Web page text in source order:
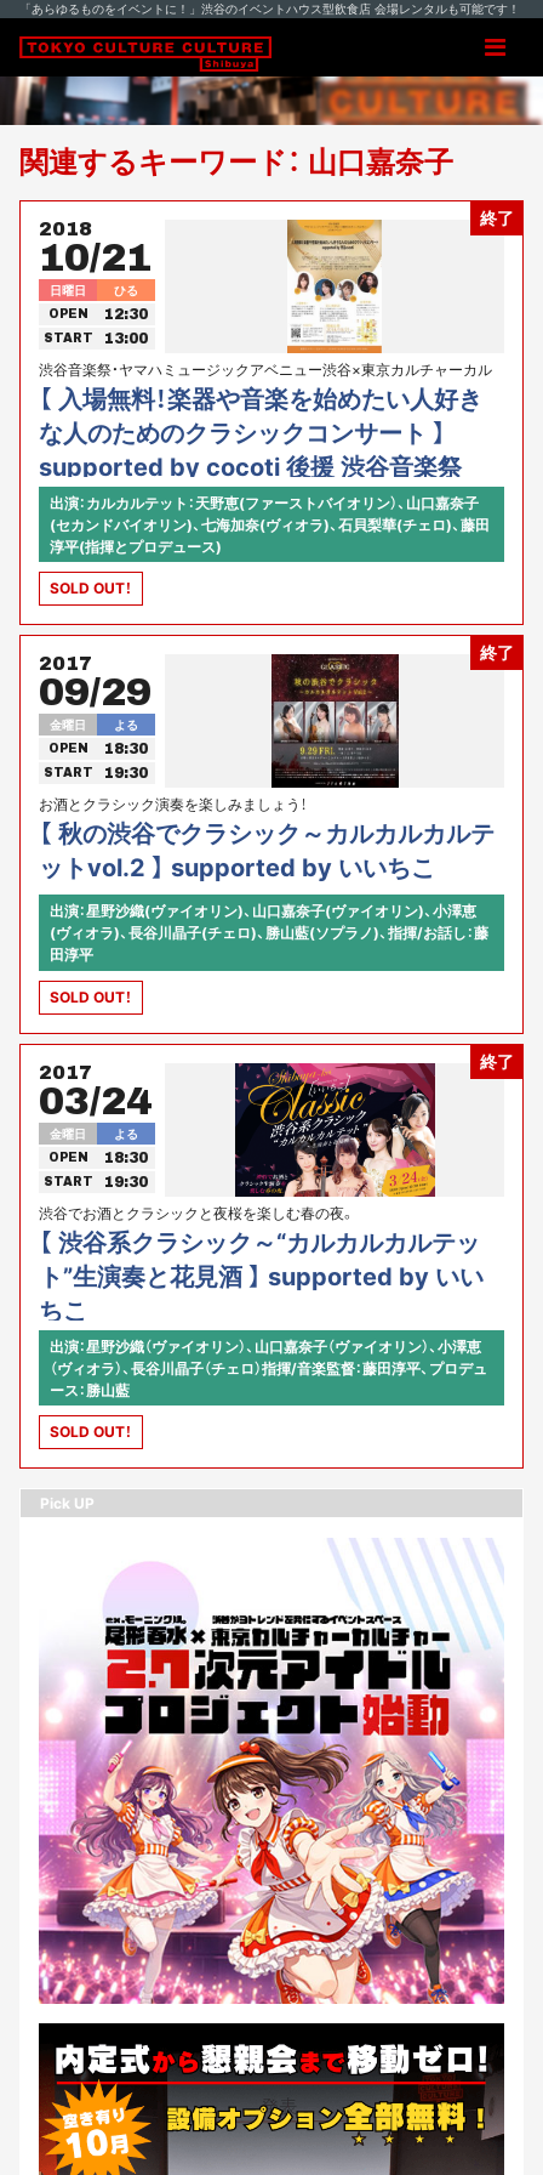
「あらゆるものをイベントに！」渋谷のイベントハウス型飲食店 会場レンタルも可能です！
関連するキーワード： 山口嘉奈子
終了
2018
10/21
日曜日 ひる
OPEN 12:30
START 13:00
渋谷音楽祭・ヤマハミュージックアベニュー渋谷×東京カルチャーカル
チャー コラボイベント
【 入場無料！楽器や音楽を始めたい人好き
な人のためのクラシックコンサート 】
supported by cocoti 後援 渋谷音楽祭
出演：カルカルテット：天野恵(ファーストバイオリン）、山口嘉奈子
(セカンドバイオリン)、七海加奈(ヴィオラ)、石貝梨華(チェロ)、藤田
淳平(指揮とプロデュース)
SOLD OUT！
終了
2017
09/29
金曜日 よる
OPEN 18:30
START 19:30
お酒とクラシック演奏を楽しみましょう！
【 秋の渋谷でクラシック～カルカルカルテ
ットvol.2 】 supported by いいちこ
出演：星野沙織(ヴァイオリン)、山口嘉奈子(ヴァイオリン)、小澤恵
(ヴィオラ)、長谷川晶子(チェロ)、勝山藍(ソプラノ)、指揮/お話し：藤
田淳平
SOLD OUT！
終了
2017
03/24
金曜日 よる
OPEN 18:30
START 19:30
渋谷でお酒とクラシックと夜桜を楽しむ春の夜。
【 渋谷系クラシック～“カルカルカルテッ
ト”生演奏と花見酒 】 supported by いい
ちこ
出演：星野沙織（ヴァイオリン）、山口嘉奈子（ヴァイオリン）、小澤恵
（ヴィオラ）、長谷川晶子（チェロ）指揮/音楽監督：藤田淳平、プロデュ
ース：勝山藍
SOLD OUT！
Pick UP